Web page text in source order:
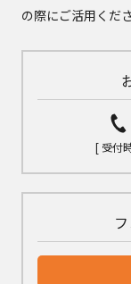
の際にご活用くださ
[ 受付